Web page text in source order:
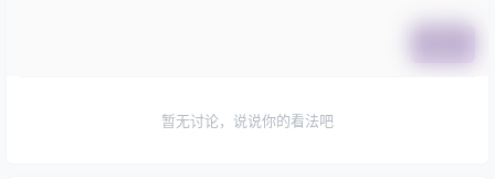
暂无讨论，说说你的看法吧